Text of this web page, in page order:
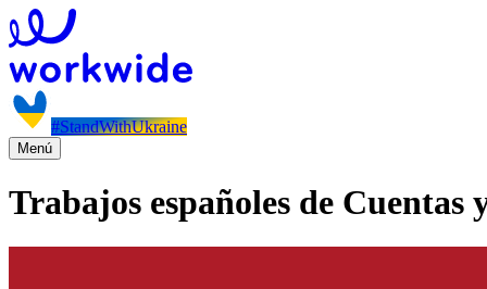
#StandWithUkraine
Menú
Trabajos españoles de Cuentas